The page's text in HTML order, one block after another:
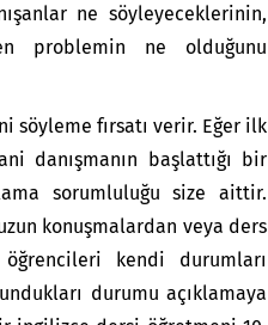
ne söyleyeceklerinin,
problemin ne olduğunu
söyleme fırsatı verir. Eğer ilk
danışmanın başlattığı bir
sorumluluğu size aittir.
konuşmalardan veya ders
öğrencileri kendi durumları
durumu açıklamaya